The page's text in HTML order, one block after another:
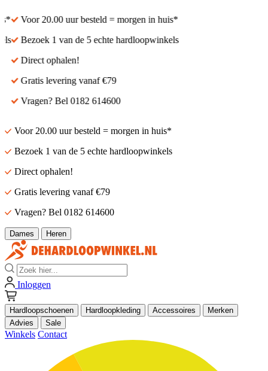
Voor 20.00 uur besteld = morgen in huis*
Bezoek 1 van de 5 echte hardloopwinkels
Direct ophalen!
Gratis levering vanaf €79
Vragen? Bel 0182 614600
Bezoek 1 van de 5
Voor 20.00 uur besteld = morgen in huis*
Bezoek 1 van de 5 echte hardloopwinkels
Direct ophalen!
Gratis levering vanaf €79
Vragen? Bel 0182 614600
Dames Heren
Zoek
Inloggen
Hardloopschoenen Hardloopkleding Accessoires
Merken
Advies
Sale
Winkels Contact